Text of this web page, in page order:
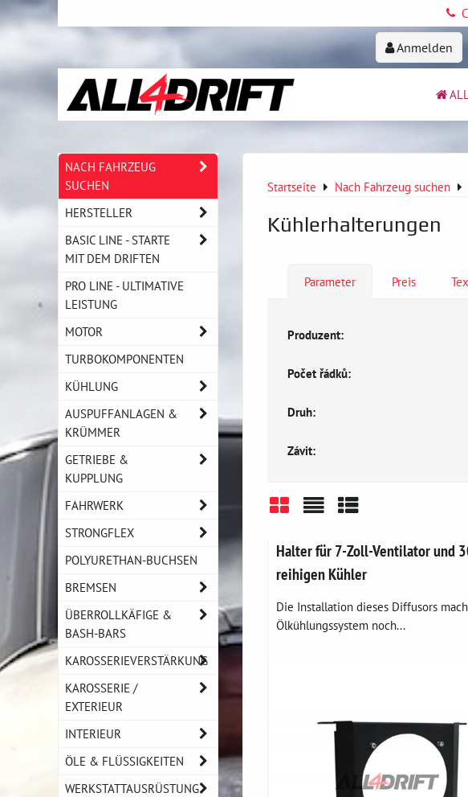
Anmelden
Startseite Nach Fahrzeug suchen
Kühlerhalterungen
Parameter Preis
Produzent:
Počet řádků:
Druh:
Závit:
Halter für 7-Zoll-Ventilator und
reihigen Kühler
Die Installation dieses Diffusors
Ölkühlungssystem noch...
NACH FAHRZEUG
SUCHEN
HERSTELLER
BASIC LINE - STARTE
MIT DEM DRIFTEN
PRO LINE - ULTIMATIVE
LEISTUNG
MOTOR
TURBOKOMPONENTEN
KÜHLUNG
AUSPUFFANLAGEN &
KRÜMMER
GETRIEBE &
KUPPLUNG
FAHRWERK
STRONGFLEX
POLYURETHAN-BUCHSEN
BREMSEN
ÜBERROLLKÄFIGE &
BASH-BARS
KAROSSERIEVERSTÄRKUNG
KAROSSERIE /
EXTERIEUR
INTERIEUR
ÖLE & FLÜSSIGKEITEN
WERKSTATTAUSRÜSTUNG